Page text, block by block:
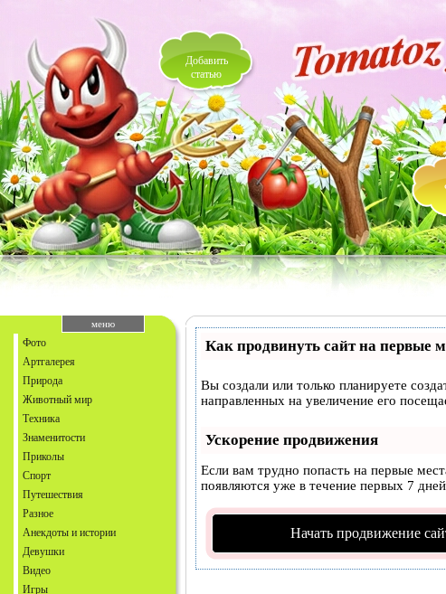
Добавить
статью
меню
Фото
Артгалерея
Природа
Животный мир
Техника
Знаменитости
Приколы
Спорт
Путешествия
Разное
Анекдоты и истории
Девушки
Видео
Игры
Как продвинуть сайт на первые
Вы создали или только планируете
направленных на увеличение его
Ускорение продвижения
Если вам трудно попасть на первые
появляются уже в течение первых 7
Начать продвижение